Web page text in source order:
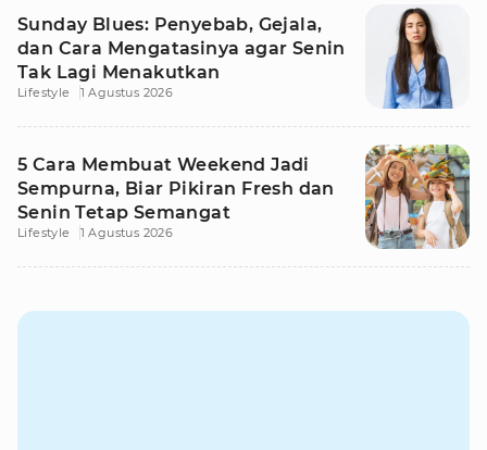
Sunday Blues: Penyebab, Gejala,
dan Cara Mengatasinya agar Senin
Tak Lagi Menakutkan
Lifestyle 1 Agustus 2026
5 Cara Membuat Weekend Jadi
Sempurna, Biar Pikiran Fresh dan
Senin Tetap Semangat
Lifestyle 1 Agustus 2026